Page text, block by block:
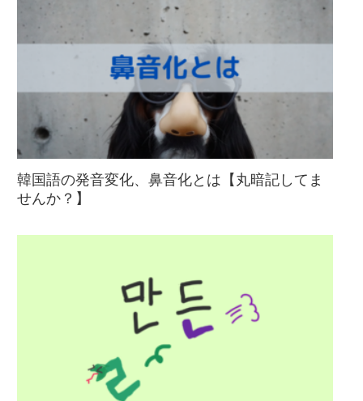
韓国語の発音変化、鼻音化とは【丸暗記してま
せんか？】